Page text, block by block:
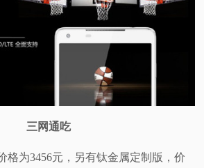
三网通吃
格为3456元，另有钛金属定制版，价